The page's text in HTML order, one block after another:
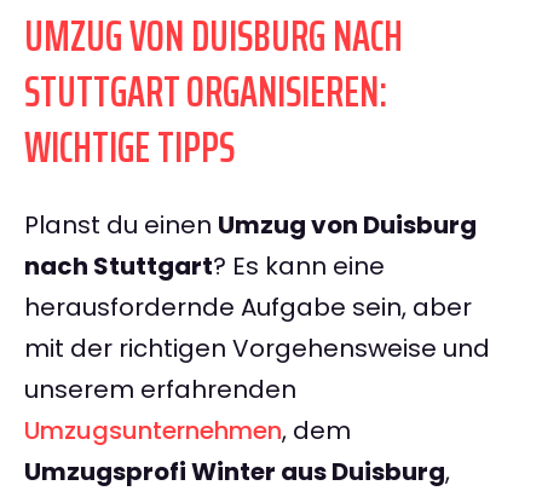
UMZUG VON DUISBURG NACH
STUTTGART ORGANISIEREN:
WICHTIGE TIPPS
Planst du einen Umzug von Duisburg
nach Stuttgart? Es kann eine
herausfordernde Aufgabe sein, aber
mit der richtigen Vorgehensweise und
unserem erfahrenden
Umzugsunternehmen, dem
Umzugsprofi Winter aus Duisburg,